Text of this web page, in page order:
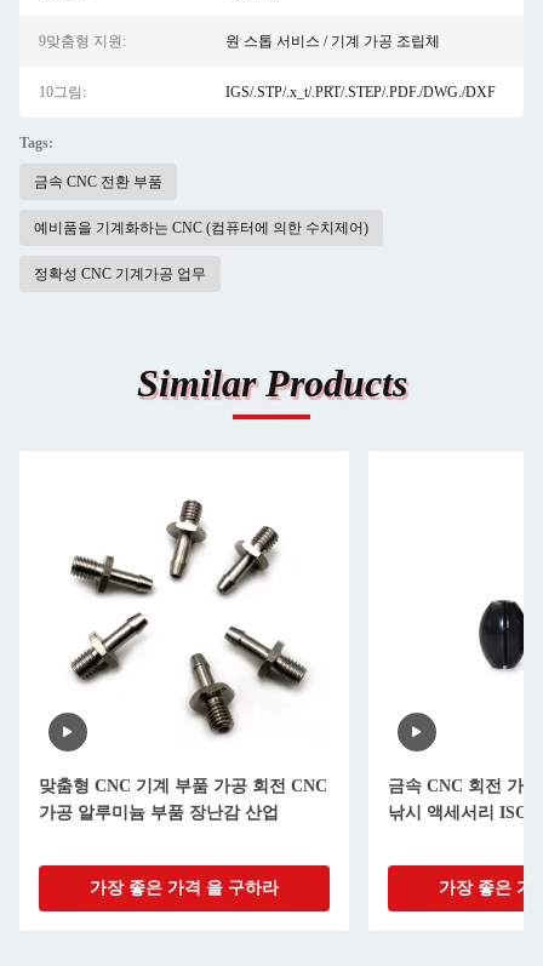
9맞춤형 지원: 원 스톱 서비스 / 기계 가공 조립체
10그림: IGS/.STP/.x_t/.PRT/.STEP/.PDF./DWG./DXF
Tags:
금속 CNC 전환 부품
예비품을 기계화하는 CNC (컴퓨터에 의한 수치제어)
정확성 CNC 기계가공 업무
Similar Products
맞춤형 CNC 기계 부품 가공 회전 CNC
가공 알루미늄 부품 장난감 산업
가장 좋은 가격 을 구하라
금속 CNC 회전 가
낚시 액세서리
가장 좋은 가